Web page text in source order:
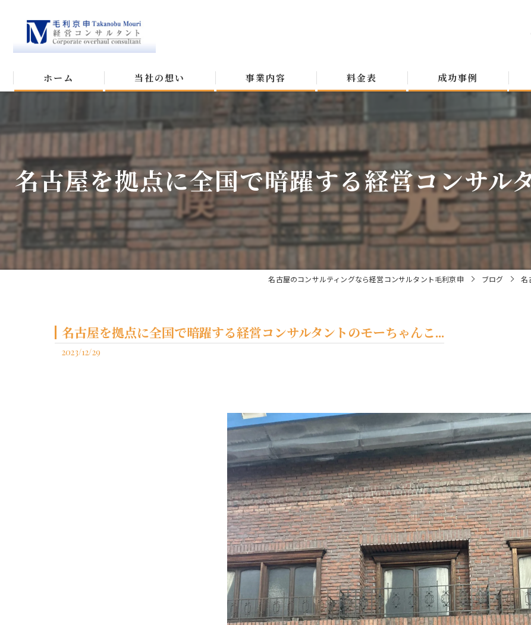
ホーム 当社の想い 事業内容 料金表 成功事例
名古屋を拠点に全国で暗躍する経営コンサル
名古屋のコンサルティングなら経営コンサルタント毛利京申 ブログ 名
名古屋を拠点に全国で暗躍する経営コンサルタントのモーちゃんこ...
2023/12/29